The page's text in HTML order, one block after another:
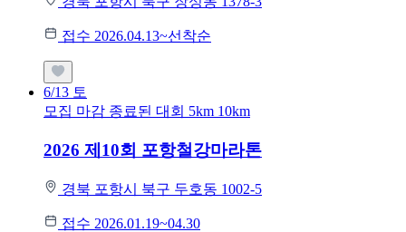
접수 2026.04.13~선착순
6/13 토
모집 마감 종료된 대회 5km 10km
2026 제10회 포항철강마라톤
경북 포항시 북구 두호동 1002-5
접수 2026.01.19~04.30